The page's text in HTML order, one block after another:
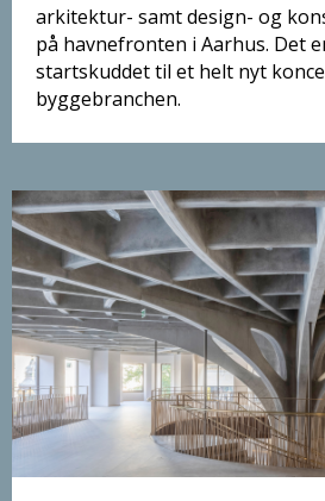
arkitektur- samt design- og
på havnefronten i Aarhus. Det
startskuddet til et helt nyt
byggebranchen.